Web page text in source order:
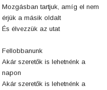
Mozgásban tartjuk, amíg el nem
érjük a másik oldalt
És élvezzük az utat
Fellobbanunk
Akár szeretők is lehetnénk a
napon
Akár szeretők is lehetnénk a